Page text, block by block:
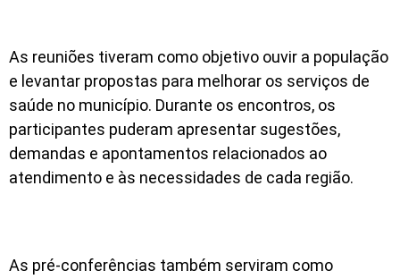
As reuniões tiveram como objetivo ouvir a população
e levantar propostas para melhorar os serviços de
saúde no município. Durante os encontros, os
participantes puderam apresentar sugestões,
demandas e apontamentos relacionados ao
atendimento e às necessidades de cada região.
As pré-conferências também serviram como